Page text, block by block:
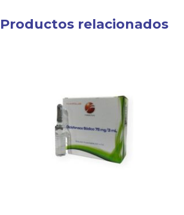
Productos relacionados